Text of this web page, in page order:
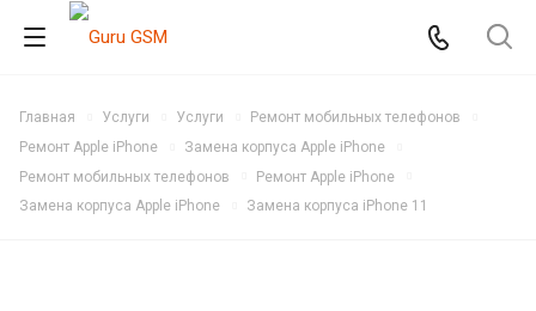
Главная Услуги Услуги
Ремонт мобильных телефонов
Ремонт Apple iPhone
Замена корпуса Apple iPhone
Ремонт мобильных телефонов
Ремонт Apple iPhone
Замена корпуса Apple iPhone
Замена корпуса iPhone 11